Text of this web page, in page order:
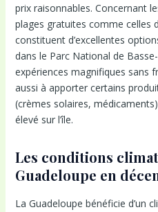
prix raisonnables. Concernant
plages gratuites comme celles
constituent d’excellentes
dans le Parc National de
expériences magnifiques sans
aussi à apporter certains
(crèmes solaires,
élevé sur l’île.
Les conditions
Guadeloupe en
La Guadeloupe bénéficie d’un